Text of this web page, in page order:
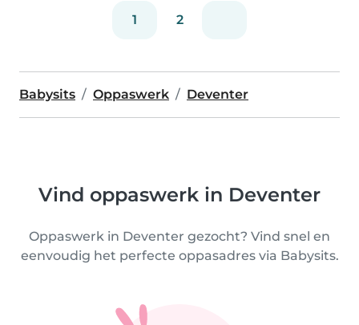
1 2
Babysits Oppaswerk Deventer
Vind oppaswerk in Deventer
Oppaswerk in Deventer gezocht? Vind snel en
eenvoudig het perfecte oppasadres via Babysits.